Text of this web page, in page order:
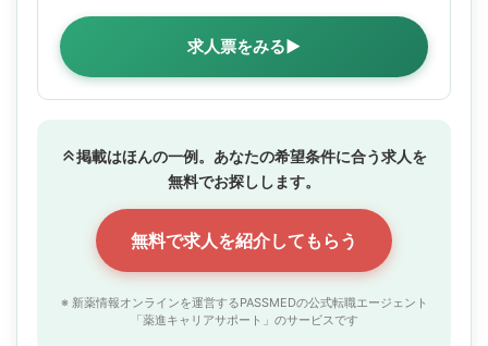
求人票をみる▶
掲載はほんの一例。あなたの希望条件に合う求人を
無料でお探しします。
無料で求人を紹介してもらう
※ 新薬情報オンラインを運営するPASSMEDの公式転職エージェント
「薬進キャリアサポート」のサービスです